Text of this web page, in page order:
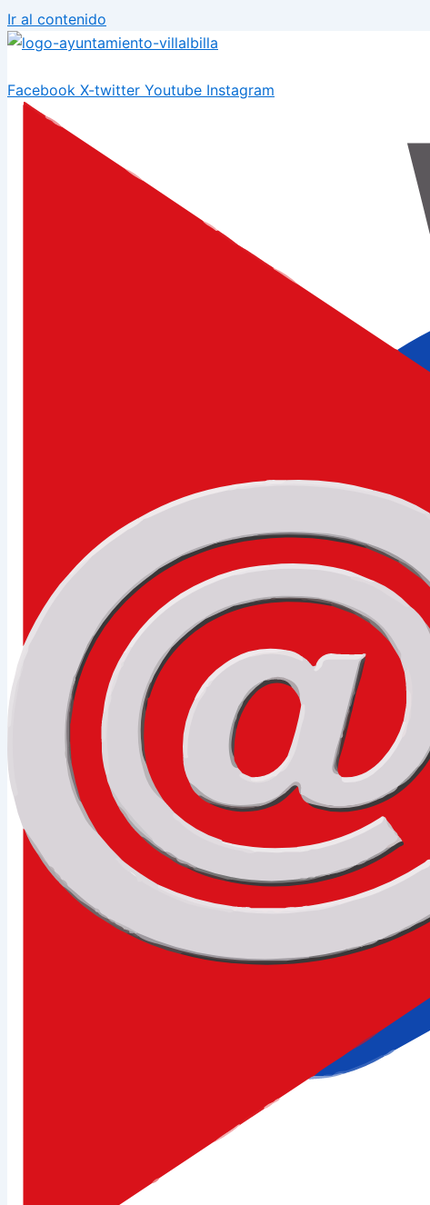
Ir al contenido
Facebook X-twitter Youtube Instagram